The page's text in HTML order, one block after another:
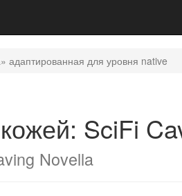
адаптированная для уровня native
SciFi
Novella